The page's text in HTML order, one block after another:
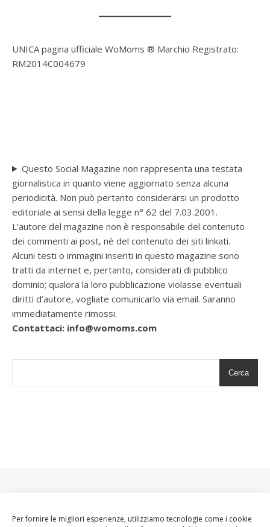
Per fornire le migliori esperienze, utilizziamo tecnologie come i cookie
UNICA pagina ufficiale WoMoms ® Marchio Registrato:
RM2014C004679
Questo Social Magazine non rappresenta una testata
giornalistica in quanto viene aggiornato senza alcuna
periodicità. Non può pertanto considerarsi un prodotto
editoriale ai sensi della legge n° 62 del 7.03.2001.
L’autore del magazine non è responsabile del contenuto
dei commenti ai post, nè del contenuto dei siti linkati.
Alcuni testi o immagini inseriti in questo magazine sono
tratti da internet e, pertanto, considerati di pubblico
dominio; qualora la loro pubblicazione violasse eventuali
diritti d’autore, vogliate comunicarlo via email. Saranno
immediatamente rimossi.
Contattaci: info@womoms.com
Cerca